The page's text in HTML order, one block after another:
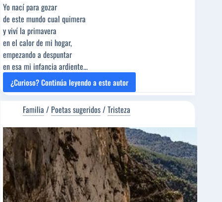
Yo nací para gozar
de este mundo cual quimera
y viví la primavera
en el calor de mi hogar,
empezando a despuntar
en esa mi infancia ardiente...
¿Curioso? Continúa leyendo a este autor
LAS
ETAPAS
DE
LA
VIDA
[Poema
del
Editor]
Javier
Alcibar
[Poeta
Familia / Poetas sugeridos/Tristeza